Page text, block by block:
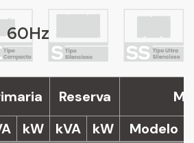
60Hz
Reserva
kW kVA kW
Modelo